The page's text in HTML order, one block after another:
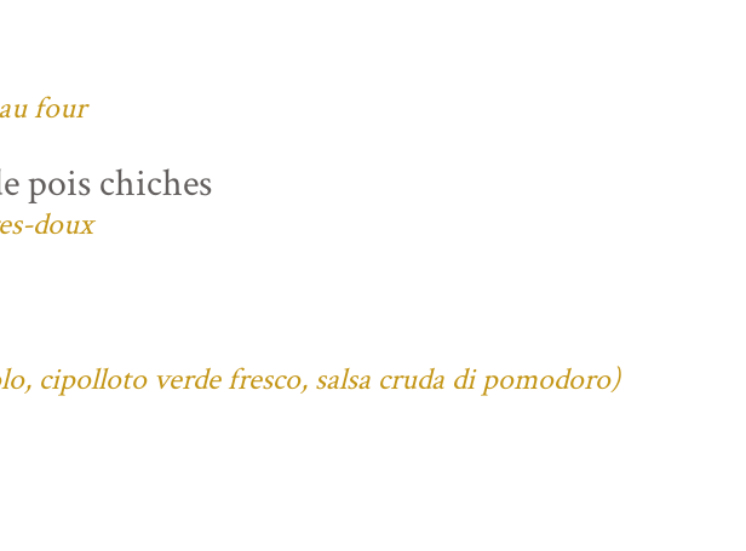
four
pois chiches
doux
cipolloto verde fresco, salsa cruda di pomodoro)